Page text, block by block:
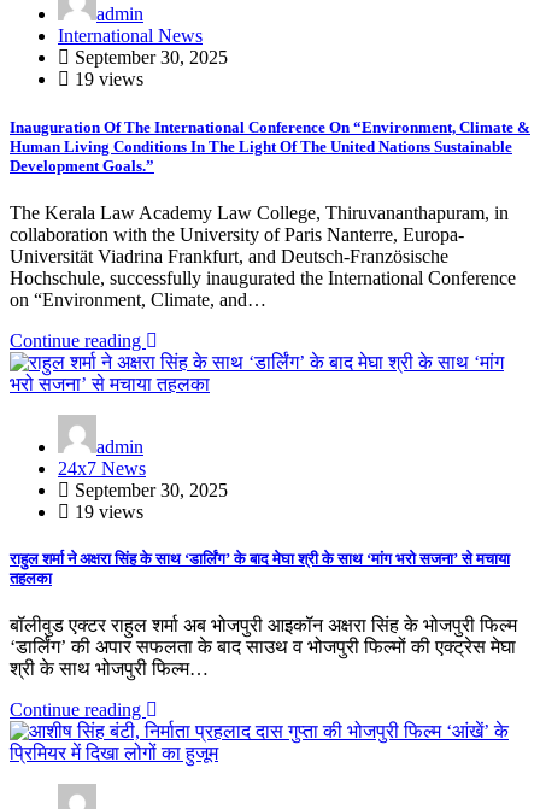
admin
International News
September 30, 2025
19 views
Inauguration Of The International Conference On “Environment, Climate &
Human Living Conditions In The Light Of The United Nations Sustainable
Development Goals.”
The Kerala Law Academy Law College, Thiruvananthapuram, in
collaboration with the University of Paris Nanterre, Europa-
Universität Viadrina Frankfurt, and Deutsch-Französische
Hochschule, successfully inaugurated the International Conference
on “Environment, Climate, and…
Continue reading
admin
24x7 News
September 30, 2025
19 views
राहुल शर्मा ने अक्षरा सिंह के साथ ‘डार्लिंग’ के बाद मेघा श्री के साथ ‘मांग भरो सजना’ से मचाया
तहलका
बॉलीवुड एक्टर राहुल शर्मा अब भोजपुरी आइकॉन अक्षरा सिंह के भोजपुरी फिल्म
‘डार्लिंग’ की अपार सफलता के बाद साउथ व भोजपुरी फिल्मों की एक्ट्रेस मेघा
श्री के साथ भोजपुरी फिल्म…
Continue reading